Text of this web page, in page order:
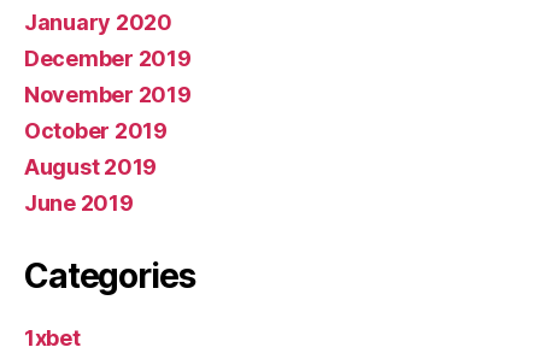
January 2020
December 2019
November 2019
October 2019
August 2019
June 2019
Categories
1xbet